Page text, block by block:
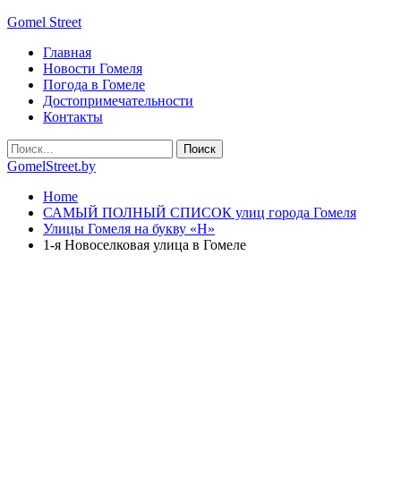
Gomel Street
Главная
Новости Гомеля
Погода в Гомеле
Достопримечательности
Контакты
GomelStreet.by
Home
САМЫЙ ПОЛНЫЙ СПИСОК улиц города Гомеля
Улицы Гомеля на букву «Н»
1-я Новоселковая улица в Гомеле